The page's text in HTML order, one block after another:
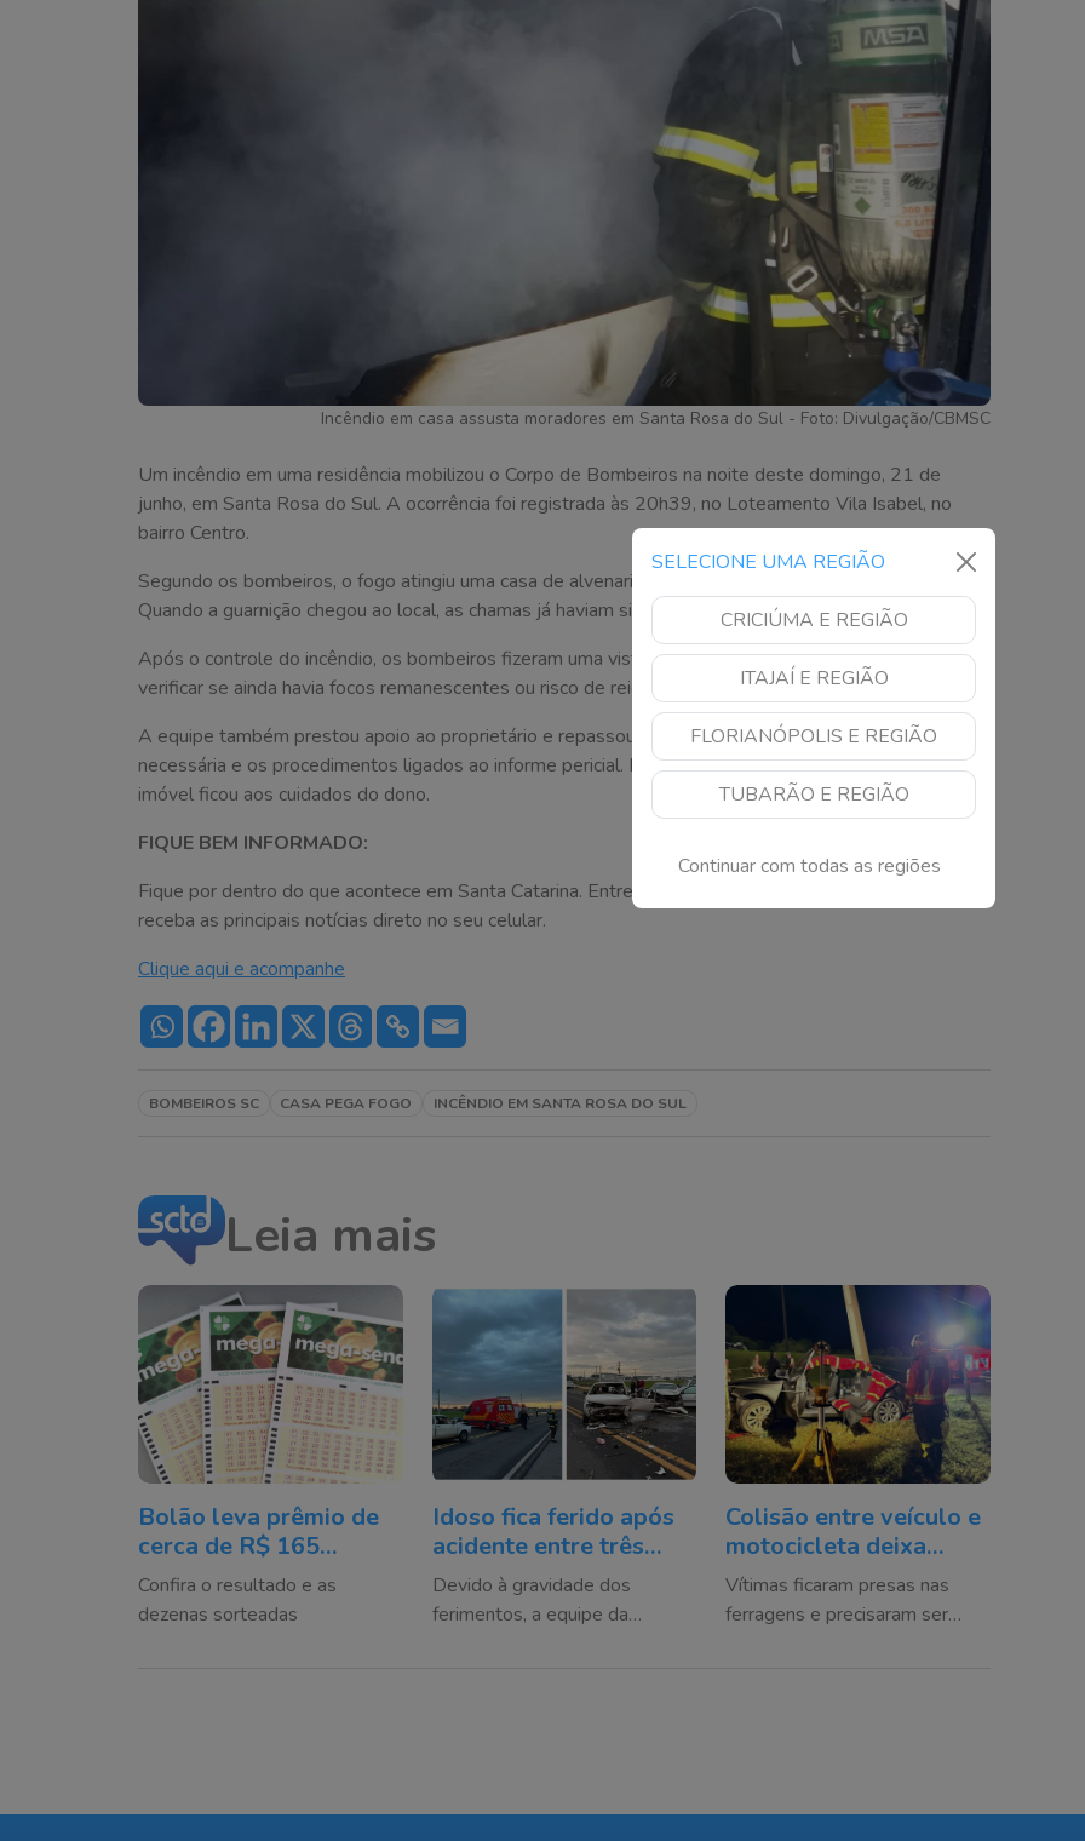
SELECIONE UMA REGIÃO
CRICIÚMA E REGIÃO
ITAJAÍ E REGIÃO
FLORIANÓPOLIS E REGIÃO
TUBARÃO E REGIÃO
Continuar com todas as regiões
Incêndio em casa assusta moradores em Santa Rosa do Sul - Foto: Divulgação/CBMSC
Um incêndio em uma residência mobilizou o Corpo de Bombeiros na noite deste domingo, 21 de
junho, em Santa Rosa do Sul. A ocorrência foi registrada às 20h39, no Loteamento Vila Isabel, no
bairro Centro.
Segundo os bombeiros, o fogo atingiu uma casa de alvenaria com cerca de 50 metros quadrados.
Quando a guarnição chegou ao local, as chamas já haviam sido controladas por populares.
Após o controle do incêndio, os bombeiros fizeram uma vistoria nos cômodos da residência para
verificar se ainda havia focos remanescentes ou risco de reignição. Ninguém ficou ferido.
A equipe também prestou apoio ao proprietário e repassou orientações sobre a documentação
necessária e os procedimentos ligados ao informe pericial. Depois da atuação dos bombeiros, o
imóvel ficou aos cuidados do dono.
FIQUE BEM INFORMADO:
Fique por dentro do que acontece em Santa Catarina. Entre agora no nosso canal no WhatsApp e
receba as principais notícias direto no seu celular.
Clique aqui e acompanhe
BOMBEIROS SC CASA PEGA FOGO INCÊNDIO EM SANTA ROSA DO SUL
Leia mais
Bolão leva prêmio de
cerca de R$ 165
milhões do concurso
3042 da Mega-Sena
Confira o resultado e as
dezenas sorteadas
Idoso fica ferido após
acidente entre três
veículos em rodovia de
Araranguá
Devido à gravidade dos
ferimentos, a equipe da
Colisão entre veículo e
motocicleta deixa
mulher morta e outras
duas feridas em
Laguna
Vítimas ficaram presas nas
ferragens e precisaram ser